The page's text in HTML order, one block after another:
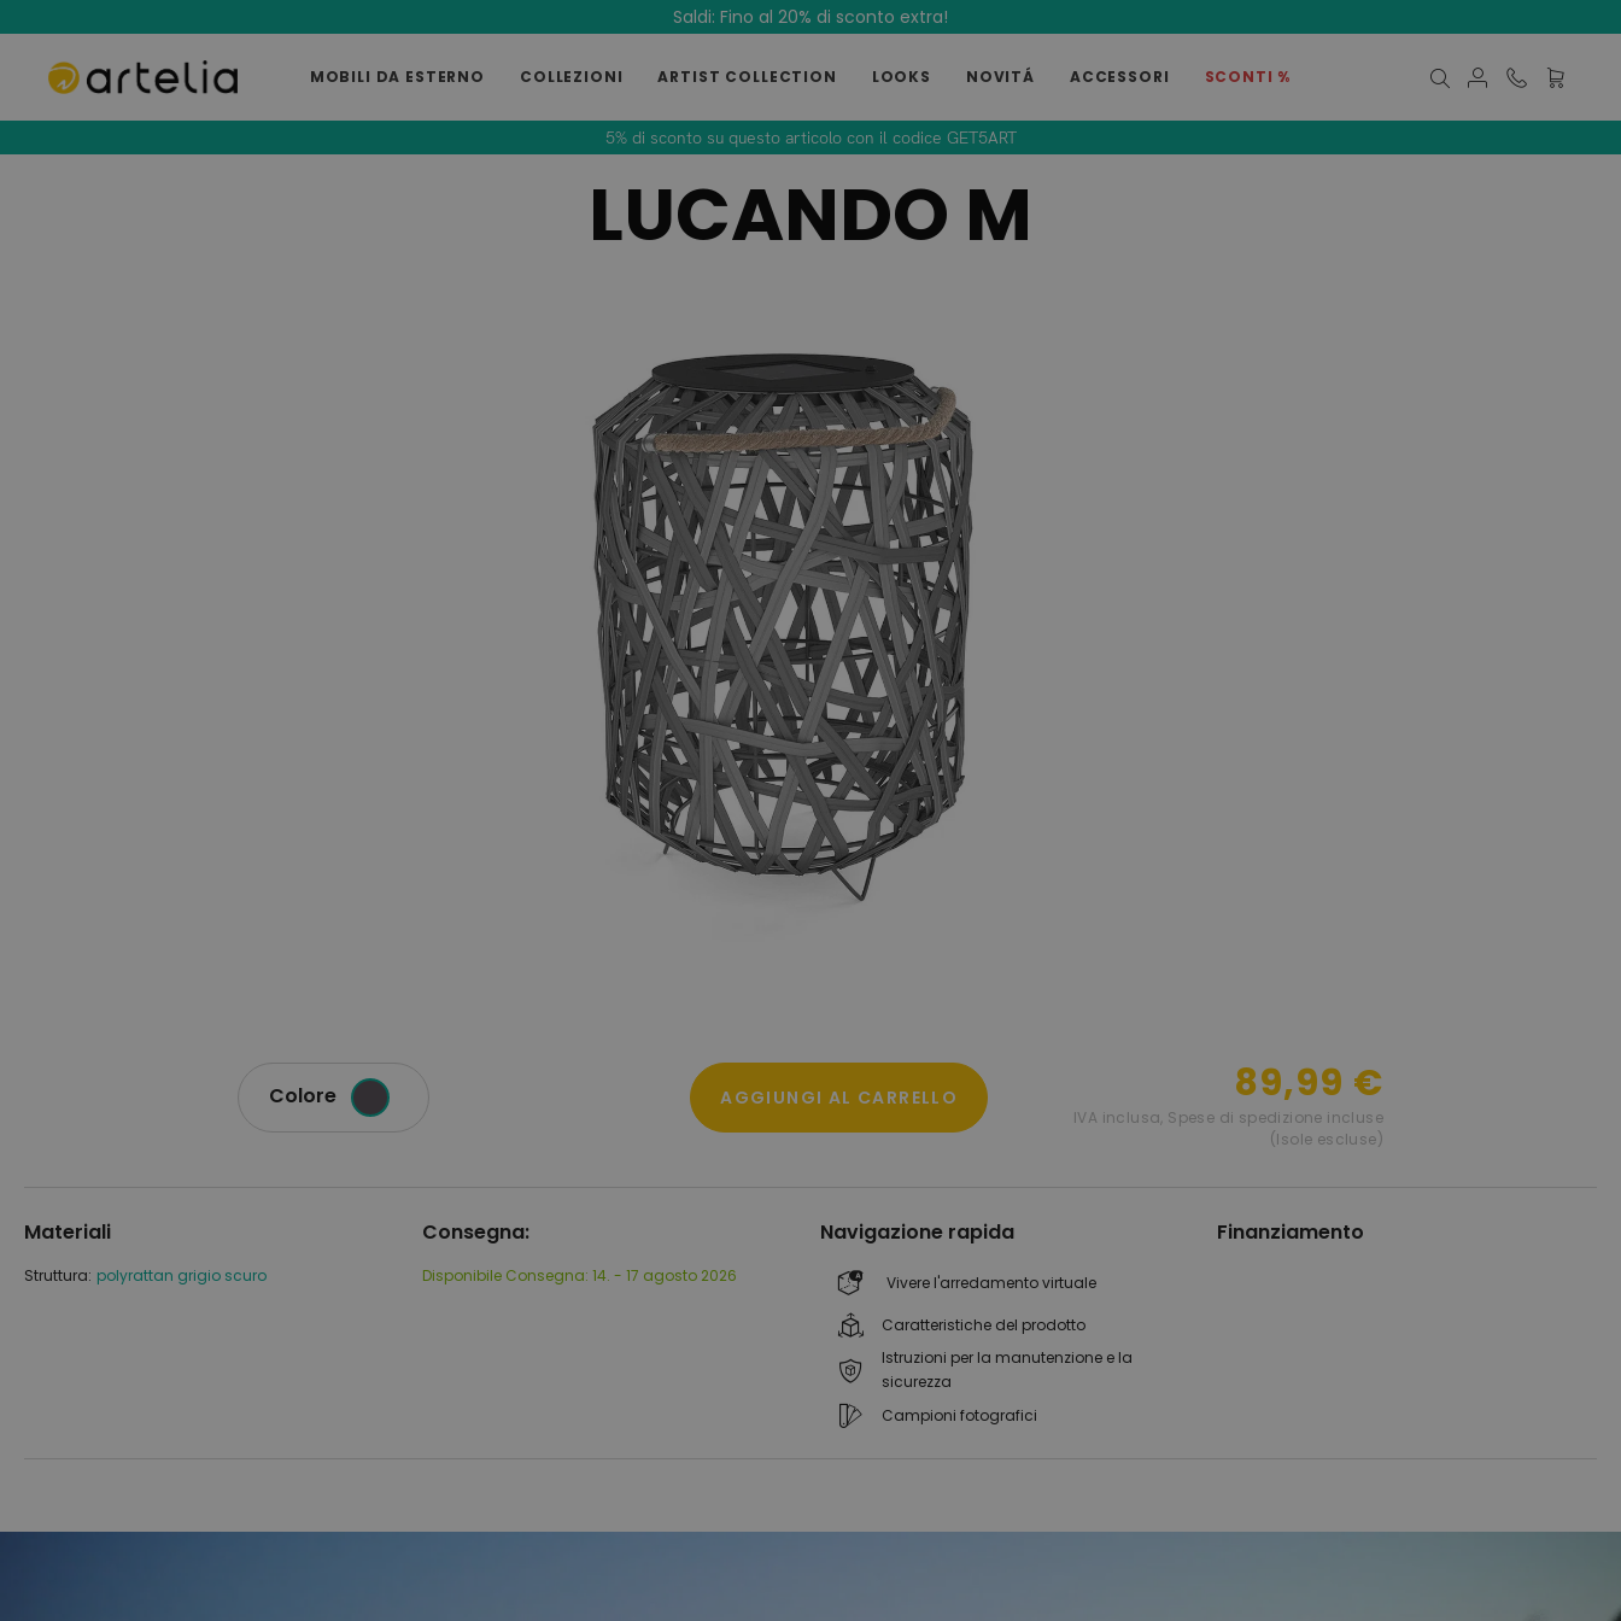
Saldi: Fino al 20% di sconto extra!
MOBILI DA ESTERNO COLLEZIONI ARTIST COLLECTION LOOKS NOVITÁ ACCESSORI SCONTI %
5% di sconto su questo articolo con il codice GET5ART
LUCANDO M
Colore AGGIUNGI AL CARRELLO 89,99 €
IVA inclusa, Spese di spedizione incluse
(Isole escluse)
Materiali
Struttura: polyrattan grigio scuro
Consegna:
Disponibile Consegna: 14. - 17 agosto 2026
Navigazione rapida
Vivere l'arredamento virtuale
Caratteristiche del prodotto
Istruzioni per la manutenzione e la
sicurezza
Campioni fotografici
Finanziamento